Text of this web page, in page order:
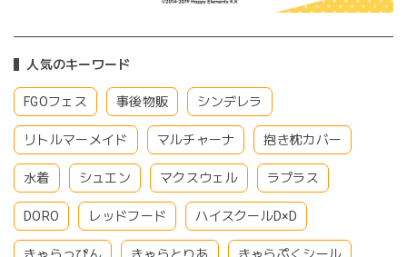
人気のキーワード
FGOフェス 事後物販 シンデレラ
リトルマーメイド マルチャーナ 抱き枕カバー
水着 シュエン マクスウェル ラプラス
DORO レッドフード ハイスクールD×D